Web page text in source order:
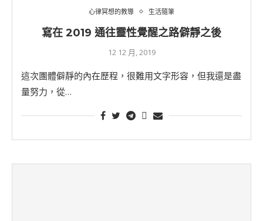
心律冥想的教導 生活隨筆
寫在 2019 通往靈性覺醒之路僻靜之後
12 12 月, 2019
這次團體僻靜的內在歷程，很難用文字形容，但我還是盡
量努力，從…